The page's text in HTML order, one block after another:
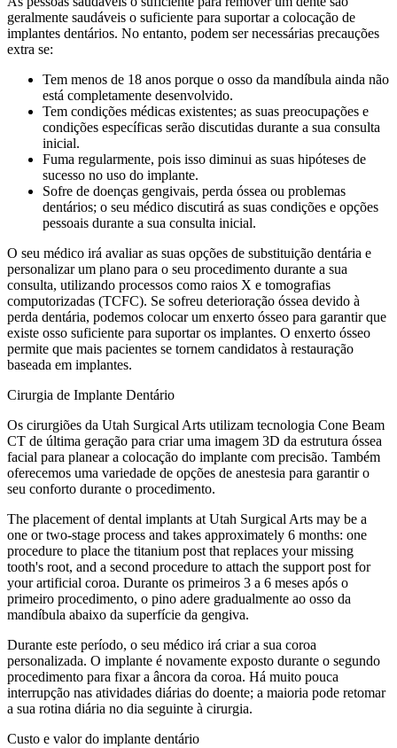
geralmente saudáveis ​​o suficiente para suportar a colocação de
implantes dentários. No entanto, podem ser necessárias precauções
extra se:
Tem menos de 18 anos porque o osso da mandíbula ainda não
está completamente desenvolvido.
Tem condições médicas existentes; as suas preocupações e
condições específicas serão discutidas durante a sua consulta
inicial.
Fuma regularmente, pois isso diminui as suas hipóteses de
sucesso no uso do implante.
Sofre de doenças gengivais, perda óssea ou problemas
dentários; o seu médico discutirá as suas condições e opções
pessoais durante a sua consulta inicial.
O seu médico irá avaliar as suas opções de substituição dentária e
personalizar um plano para o seu procedimento durante a sua
consulta, utilizando processos como raios X e tomografias
computorizadas (TCFC). Se sofreu deterioração óssea devido à
perda dentária, podemos colocar um enxerto ósseo para garantir que
existe osso suficiente para suportar os implantes. O enxerto ósseo
permite que mais pacientes se tornem candidatos à restauração
baseada em implantes.
Cirurgia de Implante Dentário
Os cirurgiões da Utah Surgical Arts utilizam tecnologia Cone Beam
CT de última geração para criar uma imagem 3D da estrutura óssea
facial para planear a colocação do implante com precisão. Também
oferecemos uma variedade de opções de anestesia para garantir o
seu conforto durante o procedimento.
The placement of dental implants at Utah Surgical Arts may be a
one or two-stage process and takes approximately 6 months: one
procedure to place the titanium post that replaces your missing
tooth's root, and a second procedure to attach the support post for
your artificial coroa. Durante os primeiros 3 a 6 meses após o
primeiro procedimento, o pino adere gradualmente ao osso da
mandíbula abaixo da superfície da gengiva.
Durante este período, o seu médico irá criar a sua coroa
personalizada. O implante é novamente exposto durante o segundo
procedimento para fixar a âncora da coroa. Há muito pouca
interrupção nas atividades diárias do doente; a maioria pode retomar
a sua rotina diária no dia seguinte à cirurgia.
Custo e valor do implante dentário